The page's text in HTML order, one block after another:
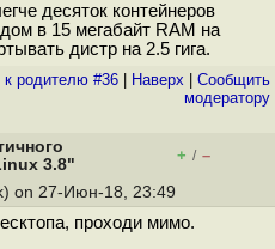
десяток контейнеров
в 15 мегабайт RAM на
дистр на 2.5 гига.
к родителю #36 Наверх
Cообщить
модератору
3.8"
+ / –
on 27-Июн-18, 23:49
проходи мимо.